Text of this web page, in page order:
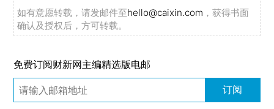
如有意愿转载，请发邮件至hello@caixin.com ，获得书面
确认及授权后，方可转载。
免费订阅财新网主编精选版电邮
订阅